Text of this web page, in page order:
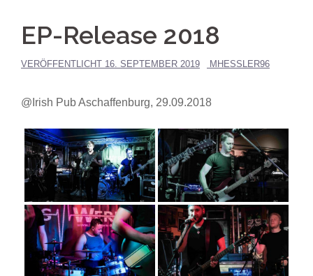
EP-Release 2018
VERÖFFENTLICHT 16. SEPTEMBER 2019 MHESSLER96
@Irish Pub Aschaffenburg, 29.09.2018